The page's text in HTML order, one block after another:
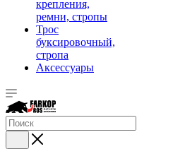
крепления,
ремни, стропы
Трос
буксировочный,
стропа
Аксессуары